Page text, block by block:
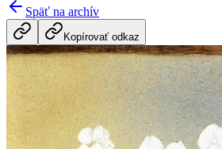
Späť na archív
Kopírovať odkaz